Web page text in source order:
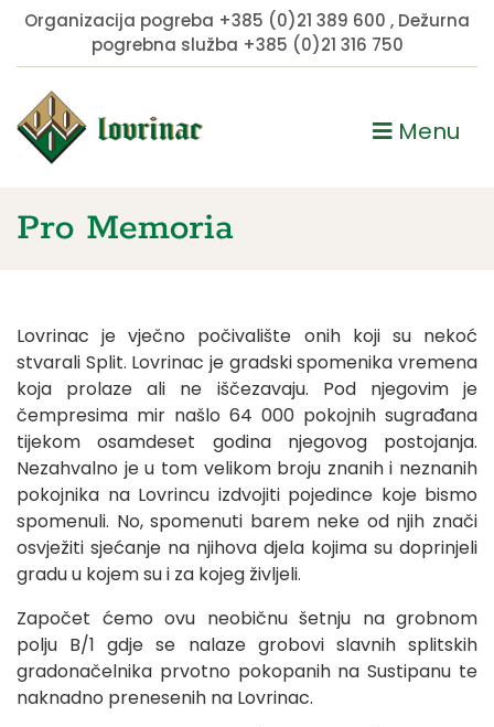
Organizacija pogreba +385 (0)21 389 600 , Dežurna
pogrebna služba +385 (0)21 316 750
Menu
Pro Memoria
Lovrinac je vječno počivalište onih koji su nekoć
stvarali Split. Lovrinac je gradski spomenika vremena
koja prolaze ali ne iščezavaju. Pod njegovim je
čempresima mir našlo 64 000 pokojnih sugrađana
tijekom osamdeset godina njegovog postojanja.
Nezahvalno je u tom velikom broju znanih i neznanih
pokojnika na Lovrincu izdvojiti pojedince koje bismo
spomenuli. No, spomenuti barem neke od njih znači
osvježiti sjećanje na njihova djela kojima su doprinjeli
gradu u kojem su i za kojeg življeli.
Započet ćemo ovu neobičnu šetnju na grobnom
polju B/1 gdje se nalaze grobovi slavnih splitskih
gradonačelnika prvotno pokopanih na Sustipanu te
naknadno prenesenih na Lovrinac.